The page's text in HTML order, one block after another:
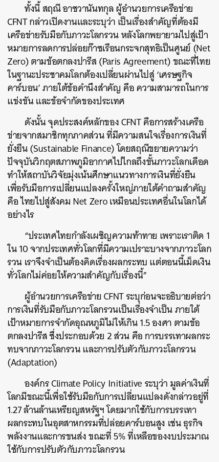
ทั้งนี้ สฤณี อาชวานันทกุล ผู้อำนวยการเครือข่าย
CFNT กล่าวเปิดงานและระบุว่า เป็นเรื่องสำคัญที่ต้องมี
เครือข่ายรับมือกับภาวะโลกรวน หลังโลกพยายามไปสู่เป้า
หมายการลดการปล่อยก๊าซเรือนกระจกสุทธิเป็นศูนย์(Net
Zero) ตามข้อตกลงปารีส (Paris Agreement) ขณะที่ไทย
ในฐานะประชาคมโลกต้องเปลี่ยนผ่านไปสู่ ‘เศรษฐกิจ
คาร์บอน’ ภายใต้ข้อคำนึงสำคัญ คือ ความสามารถในการ
แข่งขัน และข้อจำกัดของประเทศ
ดังนั้น จุดประสงค์หลักของ CFNT คือการสร้างเครือ
ข่ายจากสมาชิกทุกภาคส่วน ที่มีความสนใจเรื่องการเงินที่
ยั่งยืน (Sustainable Finance) โดยสฤณีขยายความว่า
ปัจจุบันวิกฤตสภาพภูมิอากาศไปไกลถึงขั้นภาวะโลกเดือด
ทำให้สถาบันวิจัยมุ่งเน้นศึกษาแนวทางการเงินที่ยั่งยืน
เพื่อรับมือการเปลี่ยนแปลงครั้งใหญ่ภายใต้คำถามสำคัญ
คือ ไทยไปสู่สังคม Net Zero เหมือนประเทศอื่นในโลกได้
อย่างไร
“ประเทศไทยกำลังเผชิญความท้าทาย เพราะเราติด 1
ใน 10 จากประเทศทั่วโลกที่มีความเปราะบางจากภาวะโลก
รวน เราจึงจำเป็นต้องคิดเรื่องผลกระทบ แต่ตอนนี้เม็ดเงิน
ทั่วโลกไม่ค่อยให้ความสำคัญกับเรื่องนี้”
ผู้อำนวยการเครือข่าย CFNT ระบุก่อนจะอธิบายต่อว่า
การเงินที่รับมือกับภาวะโลกรวนเป็นเรื่องจำเป็น ภายใต้
เป้าหมายการจำกัดอุณหภูมิไม่ให้เกิน 1.5 องศา ตามข้อ
ตกลงปารีส ซึ่งประกอบด้วย 2 ส่วน คือ การบรรเทาผลกระ
ทบจากภาวะโลกรวน และการปรับตัวกับภาวะโลกรวน
(Adaptation)
องค์กร Climate Policy Initiative ระบุว่า มูลค่าเงินที่
โลกมีขณะนี้เพื่อใช้รับมือกับการเปลี่ยนแปลงดังกล่าวอยู่ที่
1.27 ล้านล้านเหรียญสหรัฐฯ โดยมากใช้กับการบรรเทา
ผลกระทบในอุตสาหกรรมที่ปล่อยคาร์บอนสูง เช่น ธุรกิจ
พลังงานและการขนส่ง ขณะที่ 5% ที่เหลือของงบประมาณ
ใช้กับการปรับตัวกับภาวะโลกรวน